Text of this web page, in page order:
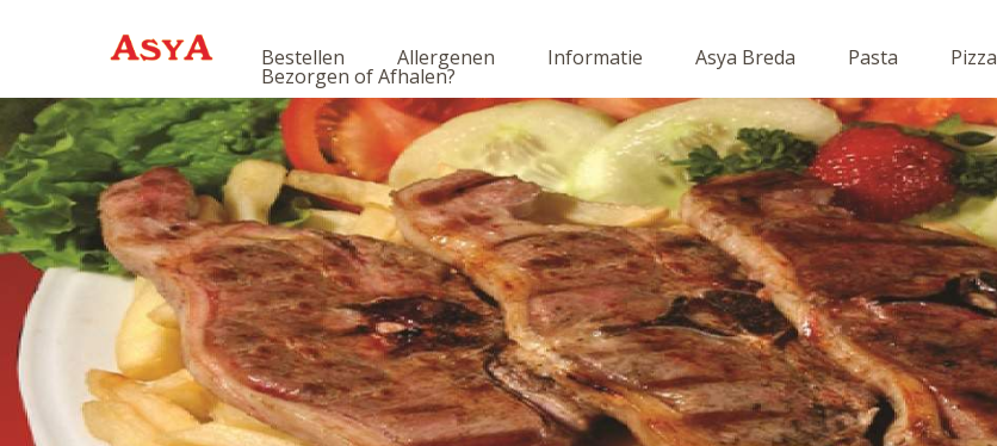
Bestellen Allergenen Informatie Asya Breda Pasta Pizza
Bezorgen of Afhalen?